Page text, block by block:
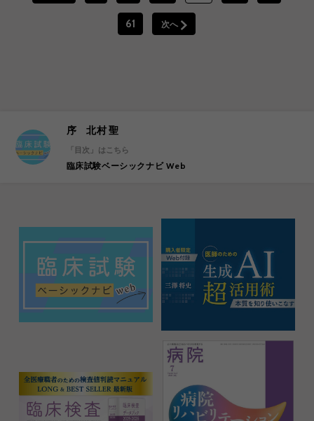
61 次へ
序 北村 聖
「目次」はこちら
臨床試験ベーシックナビ Web